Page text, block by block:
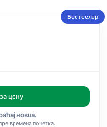
Бестселер
цену
новца.
времена почетка.